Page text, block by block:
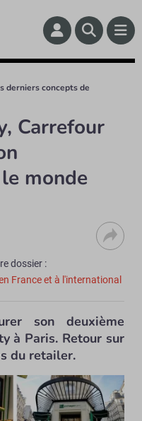
derniers concepts de
Carrefour
monde
dossier :
France et à l'international
son deuxième
à Paris. Retour sur
du retailer.